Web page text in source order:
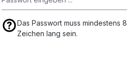
Das Passwort muss mindestens 8
Zeichen lang sein.